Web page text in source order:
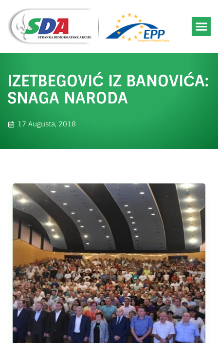
IZETBEGOVIĆ IZ BANOVIĆA:
SNAGA NARODA
17 Augusta, 2018